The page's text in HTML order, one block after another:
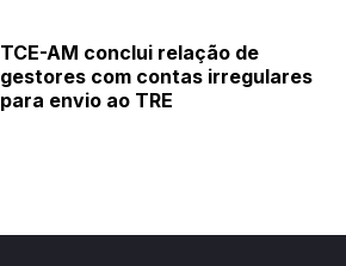
TCE-AM conclui relação de
gestores com contas irregulares
para envio ao TRE